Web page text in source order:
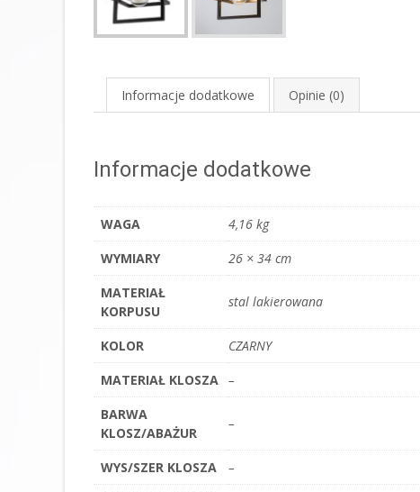
Informacje dodatkowe Opinie (0)
Informacje dodatkowe
WAGA
4,16 kg
WYMIARY
26 × 34 cm
MATERIAŁ
KORPUSU
stal lakierowana
KOLOR
CZARNY
MATERIAŁ KLOSZA –
BARWA
KLOSZ/ABAŻUR
–
WYS/SZER KLOSZA
–